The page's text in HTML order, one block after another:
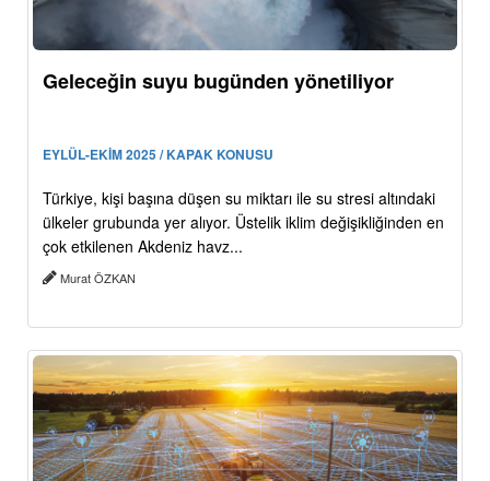
Geleceğin suyu bugünden yönetiliyor
EYLÜL-EKİM 2025 / KAPAK KONUSU
Türkiye, kişi başına düşen su miktarı ile su stresi altındaki
ülkeler grubunda yer alıyor. Üstelik iklim değişikliğinden en
çok etkilenen Akdeniz havz...
Murat ÖZKAN